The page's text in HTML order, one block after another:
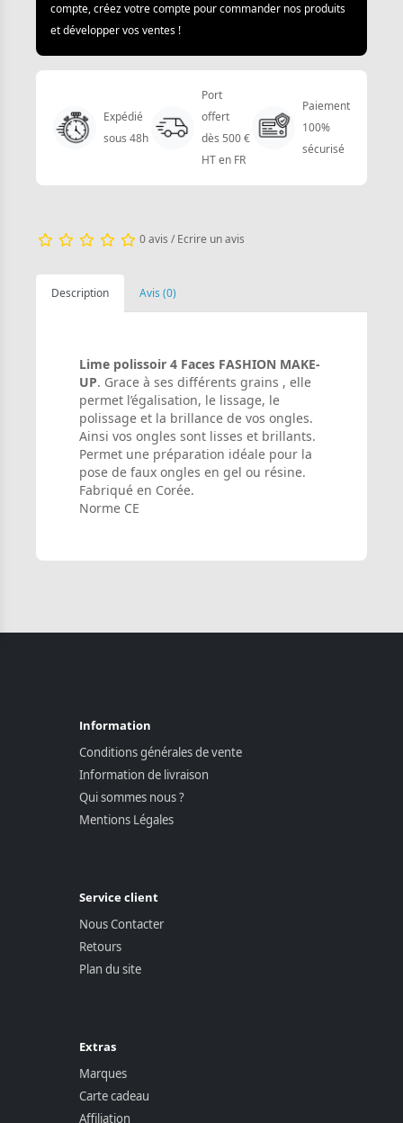
compte, créez votre compte pour commander nos produits
et développer vos ventes !
Expédié
sous 48h
Port
offert
dès 500 €
HT en FR
Paiement
100%
sécurisé
0 avis / Ecrire un avis
Description Avis (0)
Lime polissoir 4 Faces FASHION MAKE-
UP. Grace à ses différents grains , elle
permet l’égalisation, le lissage, le
polissage et la brillance de vos ongles.
Ainsi vos ongles sont lisses et brillants.
Permet une préparation idéale pour la
pose de faux ongles en gel ou résine.
Fabriqué en Corée.
Norme CE
Information
Conditions générales de vente
Information de livraison
Qui sommes nous ?
Mentions Légales
Service client
Nous Contacter
Retours
Plan du site
Extras
Marques
Carte cadeau
Affiliation